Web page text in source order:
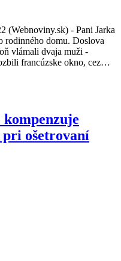
(Webnoviny.sk) - Pani Jarka
rodinného domu. Doslova
vlámali dvaja muži -
francúzske okno, cez…
ošetrovaní